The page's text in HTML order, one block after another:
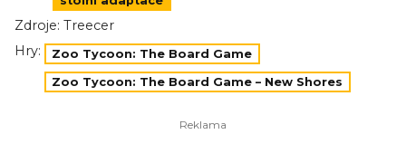
Zdroje: Treecer
Hry:
Zoo Tycoon: The Board Game
Zoo Tycoon: The Board Game – New Shores